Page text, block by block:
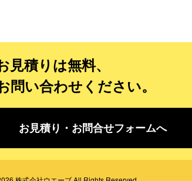
見積りは無料、
問い合わせください。
お見積り・お問合せフォームへ